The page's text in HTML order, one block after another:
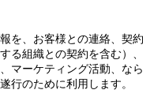
を、お客様との連絡、契約
る組織との契約を含む）、
マーケティング活動、なら
行のために利用します。